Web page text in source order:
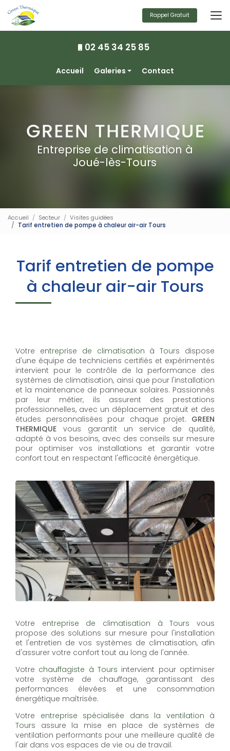
au
contenu
principal
02 45 34 25 85
Accueil
Galeries
Ventilation
Photovoltaïque
Contact
Rappel Gratuit
Entreprise de climatisation à
Joué-lès-Tours
Accueil Secteur
Visites guidées
Tarif entretien de pompe à chaleur air-air Tours
Tarif entretien de pompe
à chaleur air-air Tours
Votre entreprise de climatisation à Tours dispose
d'une équipe de techniciens certifiés et expérimentés
intervient pour le contrôle de la performance des
systèmes de climatisation, ainsi que pour l'installation
et la maintenance de panneaux solaires. Passionnés
par leur métier, ils assurent des prestations
professionnelles, avec un déplacement gratuit et des
études personnalisées pour chaque projet. GREEN
THERMIQUE vous garantit un service de qualité,
adapté à vos besoins, avec des conseils sur mesure
pour optimiser vos installations et garantir votre
confort tout en respectant l'efficacité énergétique.
Votre entreprise de climatisation à Tours vous
propose des solutions sur mesure pour l'installation
et l'entretien de vos systèmes de climatisation, afin
d'assurer votre confort tout au long de l'année.
Votre chauffagiste à Tours intervient pour optimiser
votre système de chauffage, garantissant des
performances élevées et une consommation
énergétique maîtrisée.
Votre entreprise spécialisée dans la ventilation à
Tours assure la mise en place de systèmes de
ventilation performants pour une meilleure qualité de
l'air dans vos espaces de vie ou de travail.